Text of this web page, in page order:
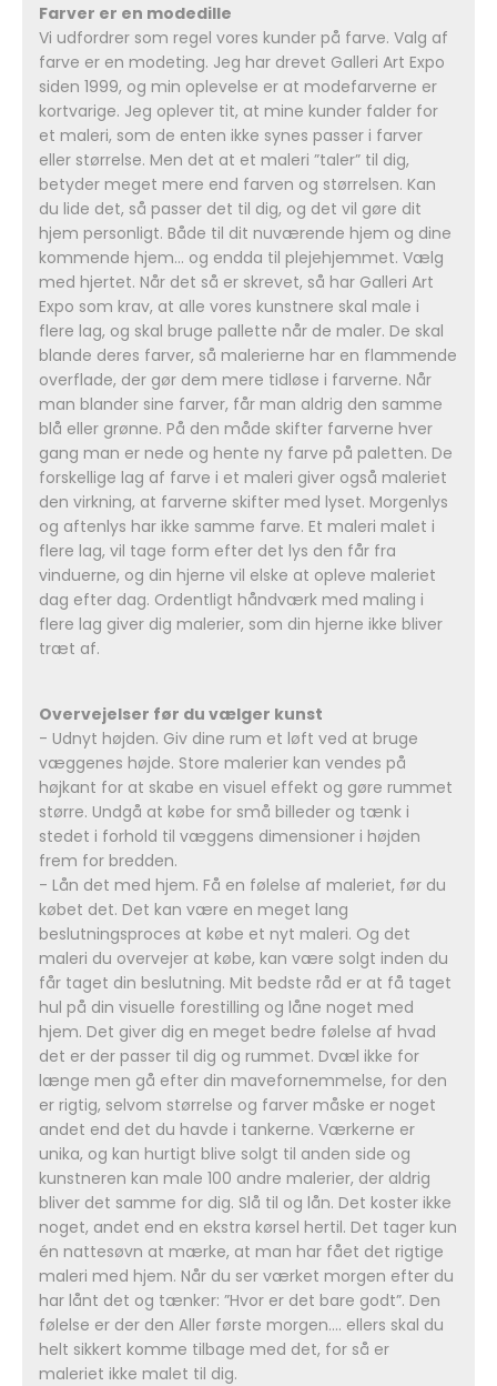
Farver er en modedille
Vi udfordrer som regel vores kunder på farve. Valg af
farve er en modeting. Jeg har drevet Galleri Art Expo
siden 1999, og min oplevelse er at modefarverne er
kortvarige. Jeg oplever tit, at mine kunder falder for
et maleri, som de enten ikke synes passer i farver
eller størrelse. Men det at et maleri ”taler” til dig,
betyder meget mere end farven og størrelsen. Kan
du lide det, så passer det til dig, og det vil gøre dit
hjem personligt. Både til dit nuværende hjem og dine
kommende hjem… og endda til plejehjemmet. Vælg
med hjertet. Når det så er skrevet, så har Galleri Art
Expo som krav, at alle vores kunstnere skal male i
flere lag, og skal bruge pallette når de maler. De skal
blande deres farver, så malerierne har en flammende
overflade, der gør dem mere tidløse i farverne. Når
man blander sine farver, får man aldrig den samme
blå eller grønne. På den måde skifter farverne hver
gang man er nede og hente ny farve på paletten. De
forskellige lag af farve i et maleri giver også maleriet
den virkning, at farverne skifter med lyset. Morgenlys
og aftenlys har ikke samme farve. Et maleri malet i
flere lag, vil tage form efter det lys den får fra
vinduerne, og din hjerne vil elske at opleve maleriet
dag efter dag. Ordentligt håndværk med maling i
flere lag giver dig malerier, som din hjerne ikke bliver
træt af.
Overvejelser før du vælger kunst
- Udnyt højden. Giv dine rum et løft ved at bruge
væggenes højde. Store malerier kan vendes på
højkant for at skabe en visuel effekt og gøre rummet
større. Undgå at købe for små billeder og tænk i
stedet i forhold til væggens dimensioner i højden
frem for bredden.
- Lån det med hjem. Få en følelse af maleriet, før du
købet det. Det kan være en meget lang
beslutningsproces at købe et nyt maleri. Og det
maleri du overvejer at købe, kan være solgt inden du
får taget din beslutning. Mit bedste råd er at få taget
hul på din visuelle forestilling og låne noget med
hjem. Det giver dig en meget bedre følelse af hvad
det er der passer til dig og rummet. Dvæl ikke for
længe men gå efter din mavefornemmelse, for den
er rigtig, selvom størrelse og farver måske er noget
andet end det du havde i tankerne. Værkerne er
unika, og kan hurtigt blive solgt til anden side og
kunstneren kan male 100 andre malerier, der aldrig
bliver det samme for dig. Slå til og lån. Det koster ikke
noget, andet end en ekstra kørsel hertil. Det tager kun
én nattesøvn at mærke, at man har fået det rigtige
maleri med hjem. Når du ser værket morgen efter du
har lånt det og tænker: ”Hvor er det bare godt”. Den
følelse er der den Aller første morgen…. ellers skal du
helt sikkert komme tilbage med det, for så er
maleriet ikke malet til dig.